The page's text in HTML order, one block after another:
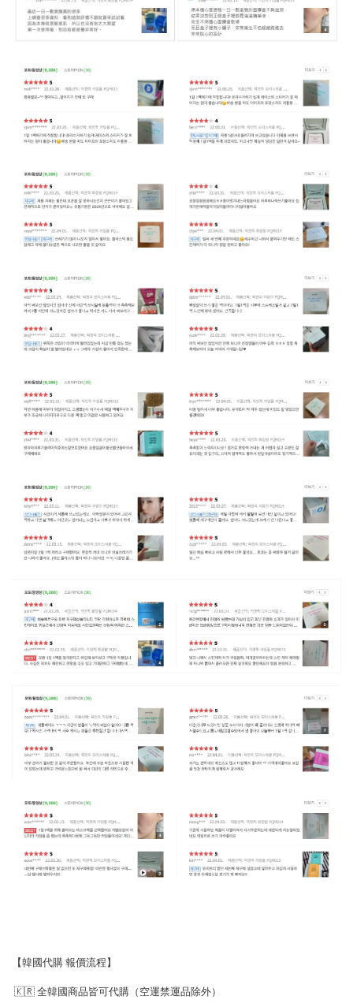
【韓國代購 報價流程】
🇰🇷 全韓國商品皆可代購（空運禁運品除外）